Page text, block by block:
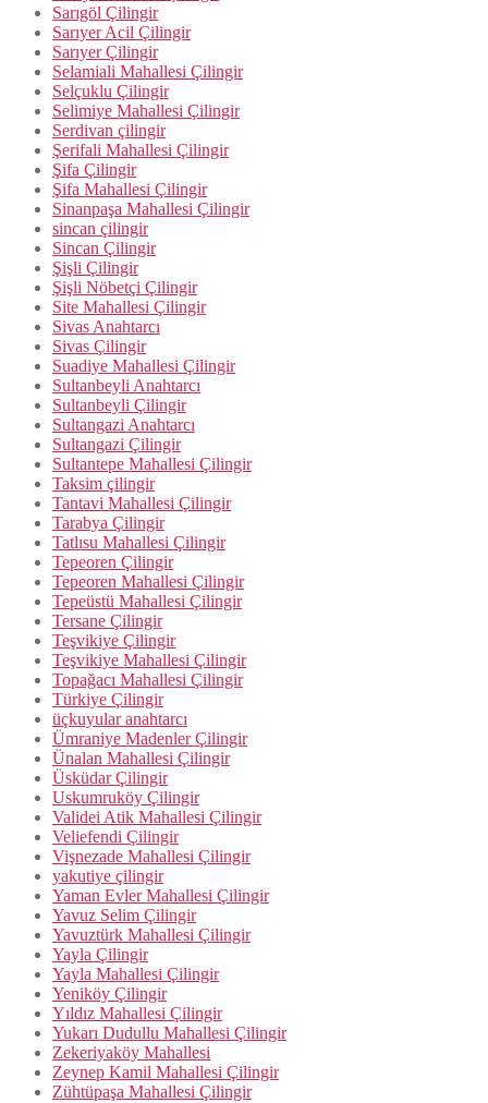
Sarıgöl Çilingir
Sarıyer Acil Çilingir
Sarıyer Çilingir
Selamiali Mahallesi Çilingir
Selçuklu Çilingir
Selimiye Mahallesi Çilingir
Serdivan çilingir
Şerifali Mahallesi Çilingir
Şifa Çilingir
Şifa Mahallesi Çilingir
Sinanpaşa Mahallesi Çilingir
sincan çilingir
Sincan Çilingir
Şişli Çilingir
Şişli Nöbetçi Çilingir
Site Mahallesi Çilingir
Sivas Anahtarcı
Sivas Çilingir
Suadiye Mahallesi Çilingir
Sultanbeyli Anahtarcı
Sultanbeyli Çilingir
Sultangazi Anahtarcı
Sultangazi Çilingir
Sultantepe Mahallesi Çilingir
Taksim çilingir
Tantavi Mahallesi Çilingir
Tarabya Çilingir
Tatlısu Mahallesi Çilingir
Tepeoren Çilingir
Tepeoren Mahallesi Çilingir
Tepeüstü Mahallesi Çilingir
Tersane Çilingir
Teşvikiye Çilingir
Teşvikiye Mahallesi Çilingir
Topağacı Mahallesi Çilingir
Türkiye Çilingir
üçkuyular anahtarcı
Ümraniye Madenler Çilingir
Ünalan Mahallesi Çilingir
Üsküdar Çilingir
Uskumruköy Çilingir
Validei Atik Mahallesi Çilingir
Veliefendi Çilingir
Vişnezade Mahallesi Çilingir
yakutiye çilingir
Yaman Evler Mahallesi Çilingir
Yavuz Selim Çilingir
Yavuztürk Mahallesi Çilingir
Yayla Çilingir
Yayla Mahallesi Çilingir
Yeniköy Çilingir
Yıldız Mahallesi Çilingir
Yukarı Dudullu Mahallesi Çilingir
Zekeriyaköy Mahallesi
Zeynep Kamil Mahallesi Çilingir
Zühtüpaşa Mahallesi Çilingir